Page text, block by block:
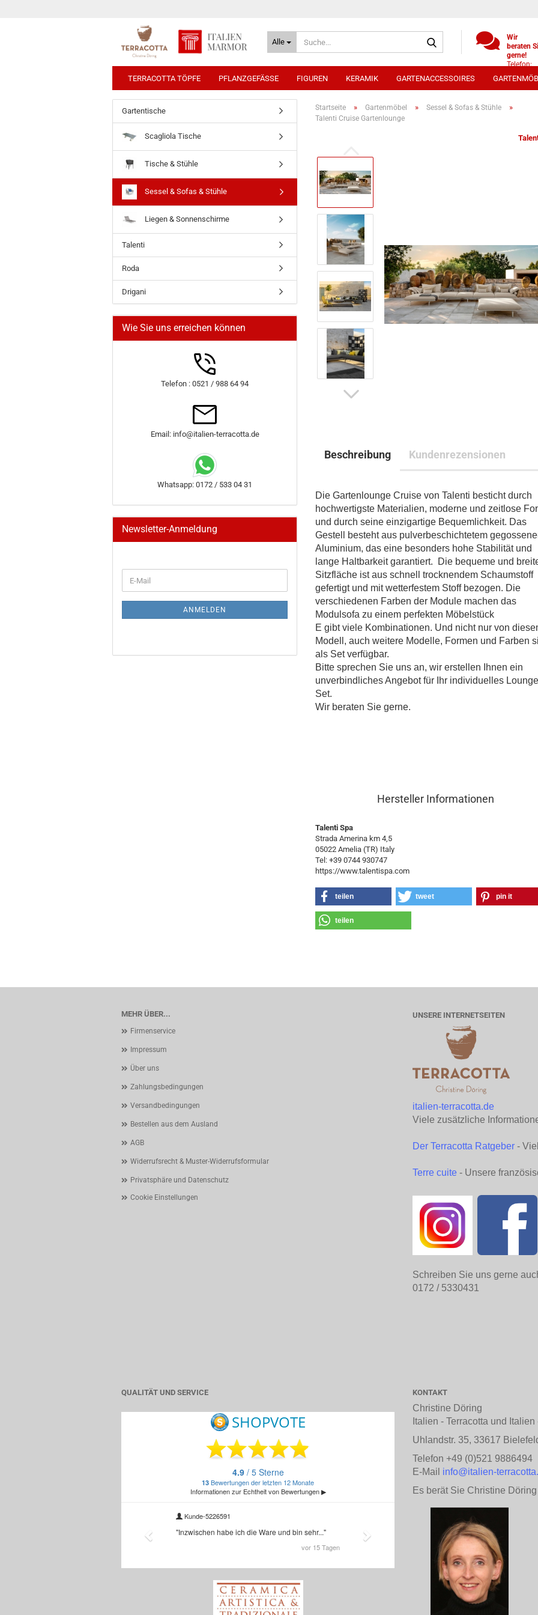
Alle
Wir
beraten
gerne!
Telefon:
(0)521
9886494
0172 /
TERRACOTTA TÖPFE PFLANZGEFÄSSE FIGUREN KERAMIK GARTENACCESSOIRES
Startseite » Gartenmöbel » Sessel & Sofas & Stühle »
Talenti Cruise Gartenlounge
Beschreibung Kundenrezensionen
Die Gartenlounge Cruise von Talenti besticht durch
hochwertigste Materialien, moderne und zeitlose
und durch seine einzigartige Bequemlichkeit. Das
Gestell besteht aus pulverbeschichtetem
Aluminium, das eine besonders hohe Stabilität und
lange Haltbarkeit garantiert. Die bequeme und
Sitzfläche ist aus schnell trocknendem Schaumstoff
gefertigt und mit wetterfestem Stoff bezogen. Die
verschiedenen Farben der Module machen das
Modulsofa zu einem perfekten Möbelstück
E gibt viele Kombinationen. Und nicht nur von
Modell, auch weitere Modelle, Formen und Farben
als Set verfügbar.
Bitte sprechen Sie uns an, wir erstellen Ihnen ein
unverbindliches Angebot für Ihr individuelles Lounge
Set.
Wir beraten Sie gerne.
Hersteller Informationen
Talenti Spa
Strada Amerina km 4,5
05022 Amelia (TR) Italy
Tel: +39 0744 930747
https://www.talentispa.com
teilen tweet pin it
teilen
Gartentische
Scagliola Tische
Tische & Stühle
Sessel & Sofas & Stühle
Liegen & Sonnenschirme
Talenti
Roda
Drigani
Wie Sie uns erreichen können
Telefon : 0521 / 988 64 94
Email: info@italien-terracotta.de
Whatsapp: 0172 / 533 04 31
Newsletter-Anmeldung
ZUR
E-
Mail
ANMELDEN
MEHR ÜBER...
Firmenservice
Impressum
Über uns
Zahlungsbedingungen
Versandbedingungen
Bestellen aus dem Ausland
AGB
Widerrufsrecht & Muster-Widerrufsformular
Privatsphäre und Datenschutz
Cookie Einstellungen
UNSERE INTERNETSEITEN
italien-terracotta.de
Viele zusätzliche
Der Terracotta Ratgeber -
Terre cuite - Unsere
Schreiben Sie uns gerne
0172 / 5330431
QUALITÄT UND SERVICE KONTAKT
Christine Döring
Italien - Terracotta und Italien
Uhlandstr. 35, 33617
Telefon +49 (0)521 9886494
E-Mail info@italien-
Es berät Sie Christine Döring